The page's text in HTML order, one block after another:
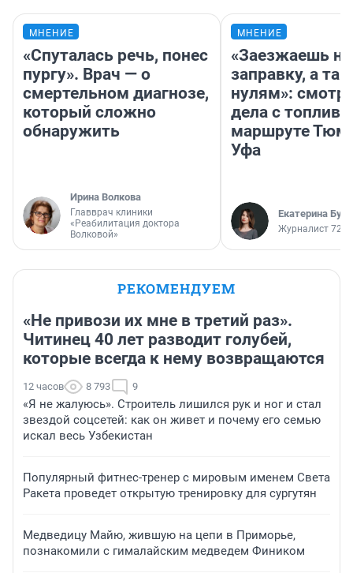
МНЕНИЕ
«Спуталась речь, понес
пургу». Врач — о
смертельном диагнозе,
который сложно
обнаружить
Ирина Волкова
Главврач клиники
«Реабилитация доктора
Волковой»
МНЕНИЕ
«Заезжаешь на
заправку, а
нулям»:
дела с
маршруте
Уфа
Екатерина
Журналист
РЕКОМЕНДУЕМ
«Не привози их мне в третий раз».
Читинец 40 лет разводит голубей,
которые всегда к нему возвращаются
12 часов 8 793 9
«Я не жалуюсь». Строитель лишился рук и ног и стал
звездой соцсетей: как он живет и почему его семью
искал весь Узбекистан
Популярный фитнес-тренер с мировым именем Света
Ракета проведет открытую тренировку для сургутян
Медведицу Майю, жившую на цепи в Приморье,
познакомили с гималайским медведем Фиником